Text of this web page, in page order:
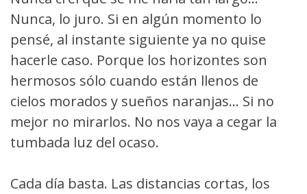
Nunca, lo juro. Si en algún momento lo
pensé, al instante siguiente ya no quise
hacerle caso. Porque los horizontes son
hermosos sólo cuando están llenos de
cielos morados y sueños naranjas… Si no
mejor no mirarlos. No nos vaya a cegar la
tumbada luz del ocaso.
Cada día basta. Las distancias cortas, los